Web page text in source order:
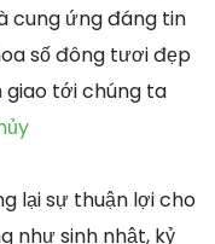
cung ứng đáng tin
số đông tươi đẹp
tới chúng ta
lại sự thuận lợi cho
như sinh nhật, kỷ